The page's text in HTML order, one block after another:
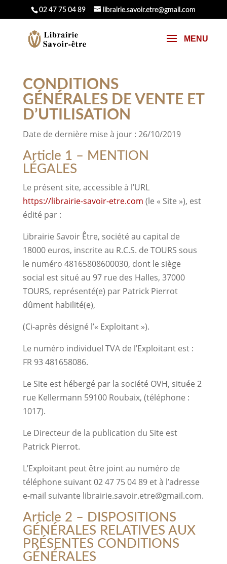
02 47 75 04 89 librairie.savoir.etre@gmail.com
CONDITIONS
GÉNÉRALES DE VENTE ET
D’UTILISATION
Date de dernière mise à jour : 26/10/2019
Article 1 – MENTION
LÉGALES
Le présent site, accessible à l’URL
https://librairie-savoir-etre.com (le « Site »), est
édité par :
Librairie Savoir Être, société au capital de
18000 euros, inscrite au R.C.S. de TOURS sous
le numéro 48165808600030, dont le siège
social est situé au 97 rue des Halles, 37000
TOURS, représenté(e) par Patrick Pierrot
dûment habilité(e),
(Ci-après désigné l’« Exploitant »).
Le numéro individuel TVA de l’Exploitant est :
FR 93 481658086.
Le Site est hébergé par la société OVH, située 2
rue Kellermann 59100 Roubaix, (téléphone :
1017).
Le Directeur de la publication du Site est
Patrick Pierrot.
L’Exploitant peut être joint au numéro de
téléphone suivant 02 47 75 04 89 et à l’adresse
e-mail suivante librairie.savoir.etre@gmail.com.
Article 2 – DISPOSITIONS
GÉNÉRALES RELATIVES AUX
PRÉSENTES CONDITIONS
GÉNÉRALES